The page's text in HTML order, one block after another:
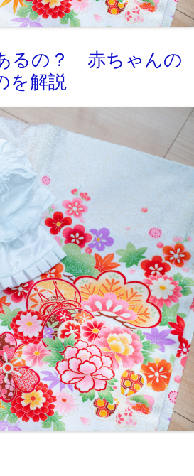
るの？ 赤ちゃんの
を解説